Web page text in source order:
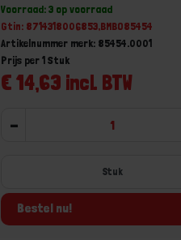
Voorraad: 3 op voorraad
Gtin: 8714318006853,BMBO85454
Artikelnummer merk: 85454.0001
€ 14,63 incl. BTW
Prijs per 1 Stuk
-
Stuk
Bestel nu!